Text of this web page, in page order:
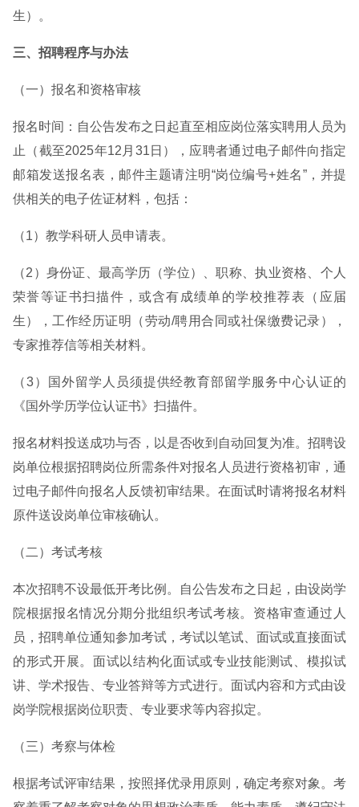
生）。
三、招聘程序与办法
（一）报名和资格审核
报名时间：自公告发布之日起直至相应岗位落实聘用人员为
止（截至2025年12月31日），应聘者通过电子邮件向指定
邮箱发送报名表，邮件主题请注明“岗位编号+姓名”，并提
供相关的电子佐证材料，包括：
（1）教学科研人员申请表。
（2）身份证、最高学历（学位）、职称、执业资格、个人
荣誉等证书扫描件，或含有成绩单的学校推荐表（应届
生），工作经历证明（劳动/聘用合同或社保缴费记录），
专家推荐信等相关材料。
（3）国外留学人员须提供经教育部留学服务中心认证的
《国外学历学位认证书》扫描件。
报名材料投送成功与否，以是否收到自动回复为准。招聘设
岗单位根据招聘岗位所需条件对报名人员进行资格初审，通
过电子邮件向报名人反馈初审结果。在面试时请将报名材料
原件送设岗单位审核确认。
（二）考试考核
本次招聘不设最低开考比例。自公告发布之日起，由设岗学
院根据报名情况分期分批组织考试考核。资格审查通过人
员，招聘单位通知参加考试，考试以笔试、面试或直接面试
的形式开展。面试以结构化面试或专业技能测试、模拟试
讲、学术报告、专业答辩等方式进行。面试内容和方式由设
岗学院根据岗位职责、专业要求等内容拟定。
（三）考察与体检
根据考试评审结果，按照择优录用原则，确定考察对象。考